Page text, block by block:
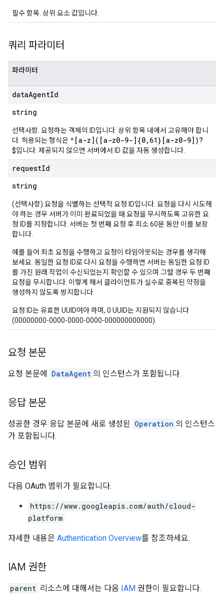
필수 항목. 상위 요소 값입니다.
쿼리 파라미터
파라미터
dataAgentId
string
선택사항. 요청하는 객체의 ID입니다. 상위 항목 내에서 고유해야 합니
다. 허용되는 형식은 ^[a-z]([a-z0-9-]{0,61}[a-z0-9])?
$입니다. 제공되지 않으면 서버에서 ID 값을 자동 생성합니다.
requestId
string
(선택사항) 요청을 식별하는 선택적 요청 ID입니다. 요청을 다시 시도해
야 하는 경우 서버가 이미 완료되었을 때 요청을 무시하도록 고유한 요
청 ID를 지정합니다. 서버는 첫 번째 요청 후 최소 60분 동안 이를 보장
합니다.
예를 들어 최초 요청을 수행하고 요청이 타임아웃되는 경우를 생각해
보세요. 동일한 요청 ID로 다시 요청을 수행하면 서버는 동일한 요청 ID
를 가진 원래 작업이 수신되었는지 확인할 수 있으며 그럴 경우 두 번째
요청을 무시합니다. 이렇게 해서 클라이언트가 실수로 중복된 약정을
생성하지 않도록 방지합니다.
요청 ID는 유효한 UUID여야 하며, 0 UUID는 지원되지 않습니다
(00000000-0000-0000-0000-000000000000).
요청 본문
요청 본문에 DataAgent 의 인스턴스가 포함됩니다.
응답 본문
성공한 경우 응답 본문에 새로 생성된 Operation 의 인스턴스
가 포함됩니다.
승인 범위
다음 OAuth 범위가 필요합니다.
https://www.googleapis.com/auth/cloud-
platform
자세한 내용은 Authentication Overview를 참조하세요.
IAM 권한
parent 리소스에 대해서는 다음 IAM 권한이 필요합니다.